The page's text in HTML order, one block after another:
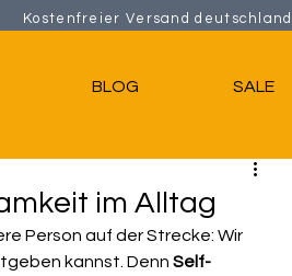
Versand
BLOG SALE
im Alltag
Person auf der Strecke: Wir
kannst. Denn Self-